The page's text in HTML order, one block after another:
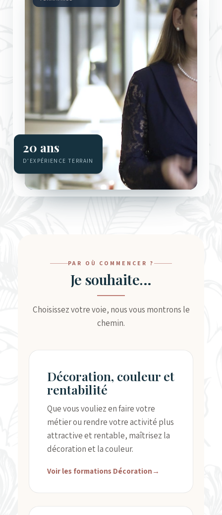
20 ans
D’EXPÉRIENCE TERRAIN
PAR OÙ COMMENCER ?
Je souhaite…
Choisissez votre voie, nous vous montrons le
chemin.
Décoration, couleur et
rentabilité
Que vous vouliez en faire votre
métier ou rendre votre activité plus
attractive et rentable, maîtrisez la
décoration et la couleur.
Voir les formations Décoration →